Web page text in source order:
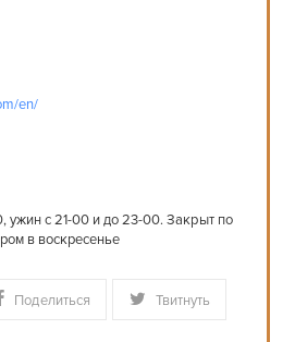
en/
ужин с 21-00 и до 23-00. Закрыт по
в воскресенье
Поделиться Твитнуть